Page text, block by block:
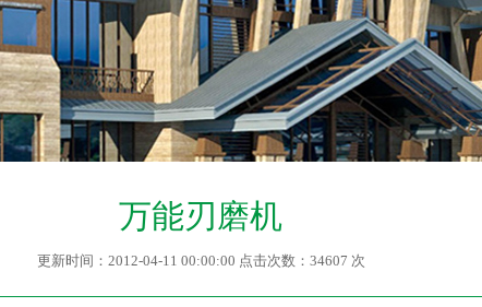
万能刃磨机
更新时间：2012-04-11 00:00:00 点击次数：34607 次